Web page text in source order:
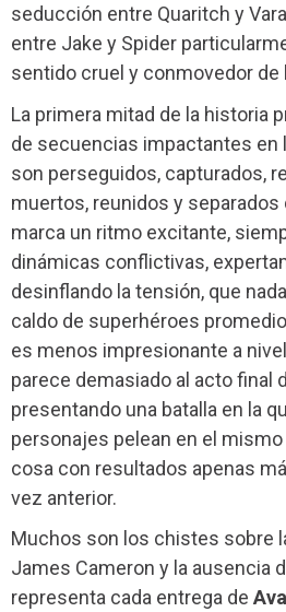
seducción entre Quaritch y
entre Jake y Spider
sentido cruel y conmovedor de
La primera mitad de la historia
de secuencias impactantes en
son perseguidos, capturados,
muertos, reunidos y separados
marca un ritmo excitante,
dinámicas conflictivas,
desinflando la tensión, que
caldo de superhéroes
es menos impresionante a
parece demasiado al acto final
presentando una batalla en la
personajes pelean en el
cosa con resultados apenas
vez anterior.
Muchos son los chistes sobre
James Cameron y la ausencia
representa cada entrega de